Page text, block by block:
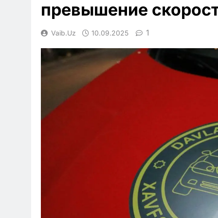
превышение
Vaib.uz 10.09.2025 1